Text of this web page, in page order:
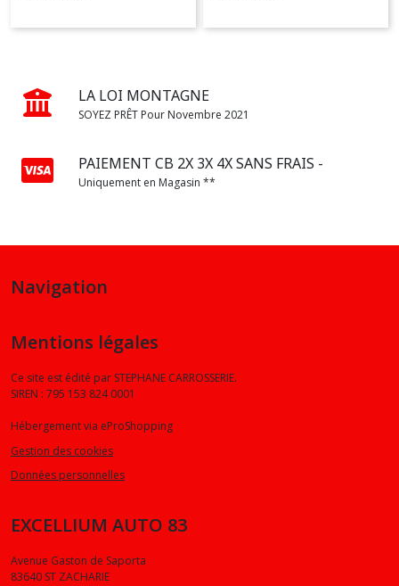
LA LOI MONTAGNE
SOYEZ PRÊT Pour Novembre 2021
PAIEMENT CB 2X 3X 4X SANS FRAIS -
Uniquement en Magasin **
Navigation
Mentions légales
Ce site est édité par STEPHANE CARROSSERIE.
SIREN : 795 153 824 0001
Hébergement via eProShopping
Gestion des cookies
Données personnelles
EXCELLIUM AUTO 83
Avenue Gaston de Saporta
83640 ST ZACHARIE